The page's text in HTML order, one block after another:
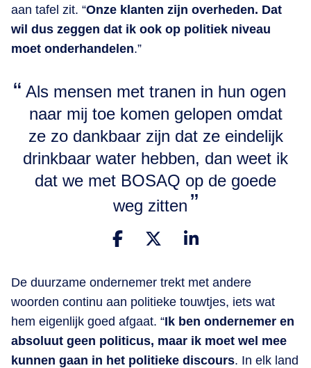
aan tafel zit. “Onze klanten zijn overheden. Dat
wil dus zeggen dat ik ook op politiek niveau
moet onderhandelen.”
Als mensen met tranen in hun ogen
naar mij toe komen gelopen omdat
ze zo dankbaar zijn dat ze eindelijk
drinkbaar water hebben, dan weet ik
dat we met BOSAQ op de goede
weg zitten
De duurzame ondernemer trekt met andere
woorden continu aan politieke touwtjes, iets wat
hem eigenlijk goed afgaat. “Ik ben ondernemer en
absoluut geen politicus, maar ik moet wel mee
kunnen gaan in het politieke discours. In elk land